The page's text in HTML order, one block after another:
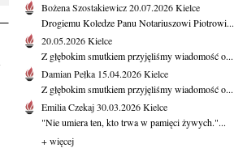
Bożena Szostakiewicz20.07.2026Kielce
Drogiemu Koledze Panu Notariuszowi Piotrowi...
20.05.2026Kielce
Z głębokim smutkiem przyjęliśmy wiadomość o...
Damian Pełka 15.04.2026Kielce
Z głębokim smutkiem przyjęliśmy wiadomość o...
Emilia Czekaj30.03.2026Kielce
"Nie umiera ten, kto trwa w pamięci żywych."...
+ więcej